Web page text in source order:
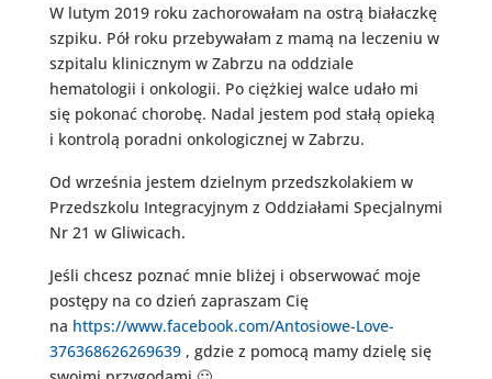
W lutym 2019 roku zachorowałam na ostrą białaczkę
szpiku. Pół roku przebywałam z mamą na leczeniu w
szpitalu klinicznym w Zabrzu na oddziale
hematologii i onkologii. Po ciężkiej walce udało mi
się pokonać chorobę. Nadal jestem pod stałą opieką
i kontrolą poradni onkologicznej w Zabrzu.
Od września jestem dzielnym przedszkolakiem w
Przedszkolu Integracyjnym z Oddziałami Specjalnymi
Nr 21 w Gliwicach.
Jeśli chcesz poznać mnie bliżej i obserwować moje
postępy na co dzień zapraszam Cię
na https://www.facebook.com/Antosiowe-Love-
376368626269639, gdzie z pomocą mamy dzielę się